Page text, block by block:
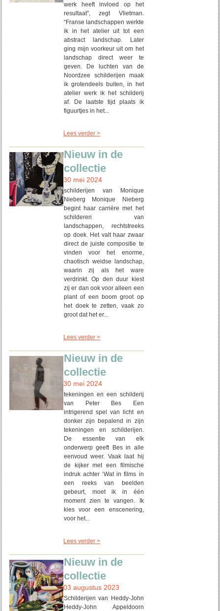
werk heeft invloed op het
resultaat”, zegt Vlietman.
“Franse landschappen werkte
ik in het atelier uit tot een
abstract landschap. Later
ging mijn voorkeur uit om het
landschap direct weer te
geven. De luchten van de
Noordzee schilderijen maak
ik grotendeels buiten, in het
atelier werk ik het schilderij
af. De laatste tijd plaats ik
figuurtjes in het...
Lees verder >
Nieuw in de
collectie
30 mei 2024
schilderijen van Monique
Nieberg Monique Nieberg
begint haar carrière met het
schilderen van
landschappen, rechtstreeks
op doek. Het valt haar zwaar
direct de juiste compositie te
vinden voor het enorme,
chaotisch weidse landschap,
waarin zij als het ware
verdrinkt. Op den duur kiest
zij er dan ook voor alleen een
plant of een boom groot op
het doek te zetten, vaak zo
groot dat het er...
Lees verder >
Nieuw in de
collectie
30 mei 2024
tekeningen en een schilderij
van Peter Bes Een
intrigerend spel van licht en
donker zijn bepalend in zijn
tekeningen en schilderijen.
De essentie van elk
onderwerp geeft Bes in alle
eenvoud weer. Vaak laat hij
de kijker met een filmische
indruk achter ‘Wat in films in
een reeks van beelden
gebeurt, moet ik in één
moment zien te vangen. Ik
kies voor een enscenering,
voor het...
Lees verder >
Nieuw in de
collectie
03 augustus 2023
Schilderijen van Heddy-John
Heddy-John Appeldoorn